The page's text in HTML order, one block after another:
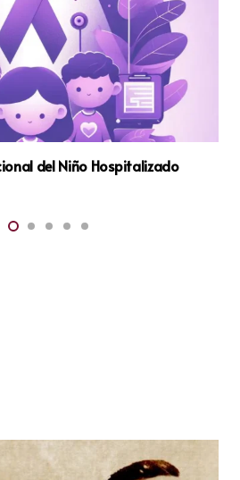
13 de enero – Día Mundial de